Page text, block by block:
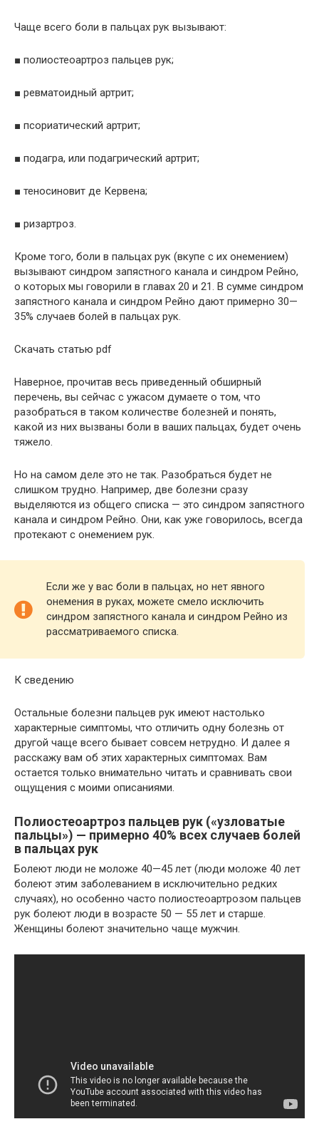
Чаще всего боли в пальцах рук вызывают:
■ полиостеоартроз пальцев рук;
■ ревматоидный артрит;
■ псориатический артрит;
■ подагра, или подагрический артрит;
■ теносиновит де Кервена;
■ ризартроз.
Кроме того, боли в пальцах рук (вкупе с их онемением)
вызывают синдром запястного канала и синдром Рейно,
о которых мы говорили в главах 20 и 21. В сумме синдром
запястного канала и синдром Рейно дают примерно 30—
35% случаев болей в пальцах рук.
Скачать статью pdf
Наверное, прочитав весь приведенный обширный
перечень, вы сейчас с ужасом думаете о том, что
разобраться в таком количестве болезней и понять,
какой из них вызваны боли в ваших пальцах, будет очень
тяжело.
Но на самом деле это не так. Разобраться будет не
слишком трудно. Например, две болезни сразу
выделяются из общего списка — это синдром запястного
канала и синдром Рейно. Они, как уже говорилось, всегда
протекают с онемением рук.
Если же у вас боли в пальцах, но нет явного
онемения в руках, можете смело исключить
синдром запястного канала и синдром Рейно из
рассматриваемого списка.
К сведению
Остальные болезни пальцев рук имеют настолько
характерные симптомы, что отличить одну болезнь от
другой чаще всего бывает совсем нетрудно. И далее я
расскажу вам об этих характерных симптомах. Вам
остается только внимательно читать и сравнивать свои
ощущения с моими описаниями.
Полиостеоартроз пальцев рук («узловатые
пальцы») — примерно 40% всех случаев болей
в пальцах рук
Болеют люди не моложе 40—45 лет (люди моложе 40 лет
болеют этим заболеванием в исключительно редких
случаях), но особенно часто полиостеоартрозом пальцев
рук болеют люди в возрасте 50 — 55 лет и старше.
Женщины болеют значительно чаще мужчин.